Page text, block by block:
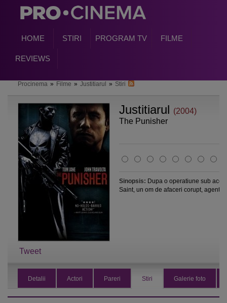
HOME STIRI PROGRAM TV FILME
REVIEWS
Procinema » Filme » Justitiarul » Stiri
Tweet
Justitiarul (2004)
The Punisher
Sinopsis: Dupa o operatiune sub
Saint, un om de afaceri corupt,
Detalii Actori Pareri Stiri Galerie foto